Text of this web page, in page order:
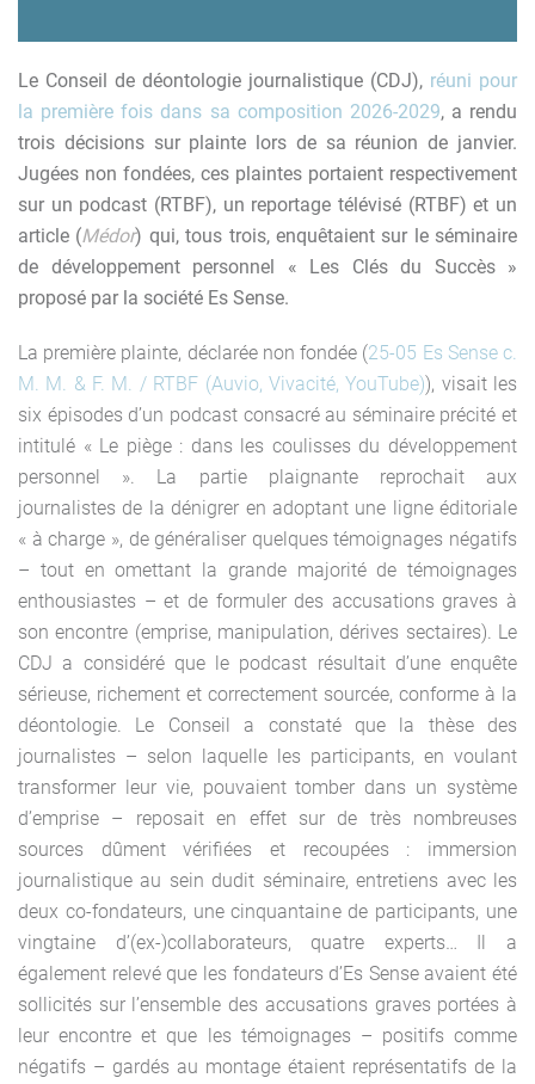
Le Conseil de déontologie journalistique (CDJ), réuni pour
la première fois dans sa composition 2026-2029, a rendu
trois décisions sur plainte lors de sa réunion de janvier.
Jugées non fondées, ces plaintes portaient respectivement
sur un podcast (RTBF), un reportage télévisé (RTBF) et un
article (Médor) qui, tous trois, enquêtaient sur le séminaire
de développement personnel « Les Clés du Succès »
proposé par la société Es Sense.
La première plainte, déclarée non fondée (25-05 Es Sense c.
M. M. & F. M. / RTBF (Auvio, Vivacité, YouTube)), visait les
six épisodes d’un podcast consacré au séminaire précité et
intitulé « Le piège : dans les coulisses du développement
personnel ». La partie plaignante reprochait aux
journalistes de la dénigrer en adoptant une ligne éditoriale
« à charge », de généraliser quelques témoignages négatifs
– tout en omettant la grande majorité de témoignages
enthousiastes – et de formuler des accusations graves à
son encontre (emprise, manipulation, dérives sectaires). Le
CDJ a considéré que le podcast résultait d’une enquête
sérieuse, richement et correctement sourcée, conforme à la
déontologie. Le Conseil a constaté que la thèse des
journalistes – selon laquelle les participants, en voulant
transformer leur vie, pouvaient tomber dans un système
d’emprise – reposait en effet sur de très nombreuses
sources dûment vérifiées et recoupées : immersion
journalistique au sein dudit séminaire, entretiens avec les
deux co-fondateurs, une cinquantaine de participants, une
vingtaine d’(ex-)collaborateurs, quatre experts… Il a
également relevé que les fondateurs d’Es Sense avaient été
sollicités sur l’ensemble des accusations graves portées à
leur encontre et que les témoignages – positifs comme
négatifs – gardés au montage étaient représentatifs de la